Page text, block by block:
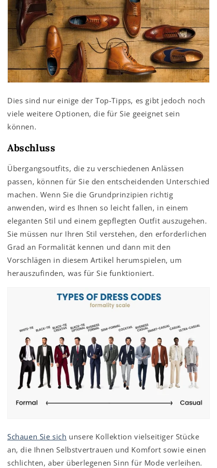
Dies sind nur einige der Top-Tipps, es gibt jedoch noch
viele weitere Optionen, die für Sie geeignet sein
können.
Abschluss
Übergangsoutfits, die zu verschiedenen Anlässen
passen, können für Sie den entscheidenden Unterschied
machen. Wenn Sie die Grundprinzipien richtig
anwenden, wird es Ihnen so leicht fallen, in einem
eleganten Stil und einem gepflegten Outfit auszugehen.
Sie müssen nur Ihren Stil verstehen, den erforderlichen
Grad an Formalität kennen und dann mit den
Vorschlägen in diesem Artikel herumspielen, um
herauszufinden, was für Sie funktioniert.
Schauen Sie sich unsere Kollektion vielseitiger Stücke
an, die Ihnen Selbstvertrauen und Komfort sowie einen
schlichten, aber überlegenen Sinn für Mode verleihen.